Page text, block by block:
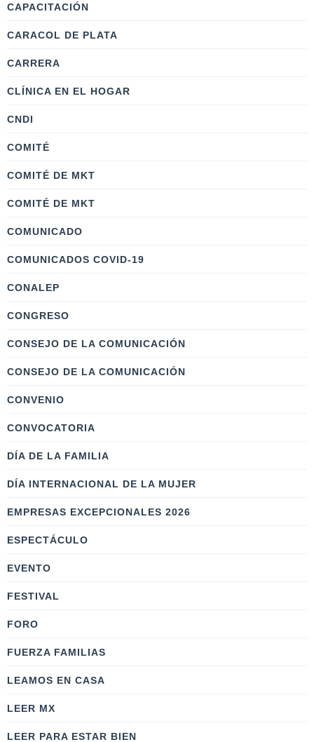
CAPACITACIÓN
CARACOL DE PLATA
CARRERA
CLÍNICA EN EL HOGAR
CNDI
COMITÉ
COMITÉ DE MKT
COMITÉ DE MKT
COMUNICADO
COMUNICADOS COVID-19
CONALEP
CONGRESO
CONSEJO DE LA COMUNICACIÓN
CONSEJO DE LA COMUNICACIÓN
CONVENIO
CONVOCATORIA
DÍA DE LA FAMILIA
DÍA INTERNACIONAL DE LA MUJER
EMPRESAS EXCEPCIONALES 2026
ESPECTÁCULO
EVENTO
FESTIVAL
FORO
FUERZA FAMILIAS
LEAMOS EN CASA
LEER MX
LEER PARA ESTAR BIEN